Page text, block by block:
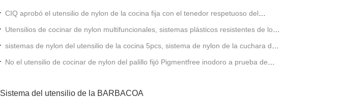
CIQ aprobó el utensilio de nylon de la cocina fija con el tenedor respetuoso del
Utensilios de cocinar de nylon multifuncionales, sistemas plásticos resistentes de los
sistemas de nylon del utensilio de la cocina 5pcs, sistema de nylon de la cuchara del
No el utensilio de cocinar de nylon del palillo fijó Pigmentfree inodoro a prueba de
Sistema del utensilio de la BARBACOA